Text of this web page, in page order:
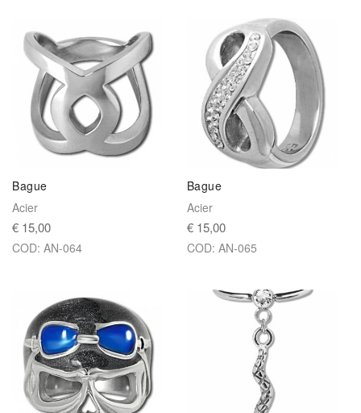
Bague
Acier
€ 15,00
COD: AN-064
Bague
Acier
€ 15,00
COD: AN-065